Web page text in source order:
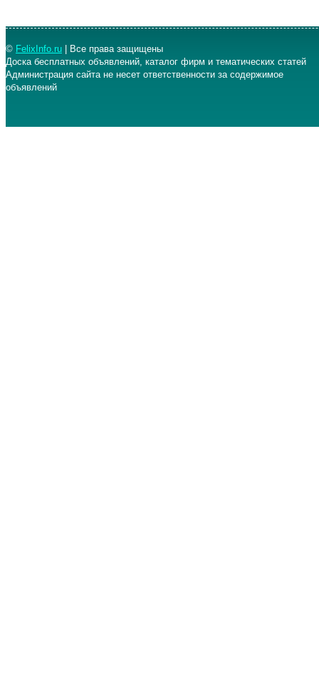
© FelixInfo.ru | Все права защищены
Доска бесплатных объявлений, каталог фирм и тематических статей
Администрация сайта не несет ответственности за содержимое
объявлений